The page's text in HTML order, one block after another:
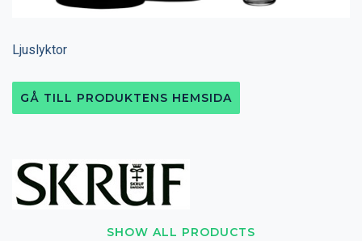
SHOW ALL PRODUCTS
Ljuslyktor
GÅ TILL PRODUKTENS HEMSIDA